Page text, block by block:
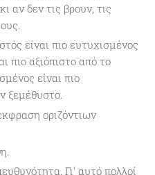
αν δεν τις βρουν, τις
είναι πιο ευτυχισμένος
πιο αξιόπιστο από το
είναι πιο
ξεμέθυστο.
οριζόντιων
Γι' αυτό πολλοί